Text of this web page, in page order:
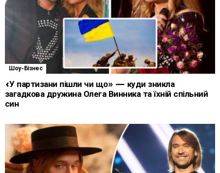
Шоу-Бізнес
«У партизани пішли чи що» — куди зникла
загадкова дружина Олега Винника та їхній спільний
син